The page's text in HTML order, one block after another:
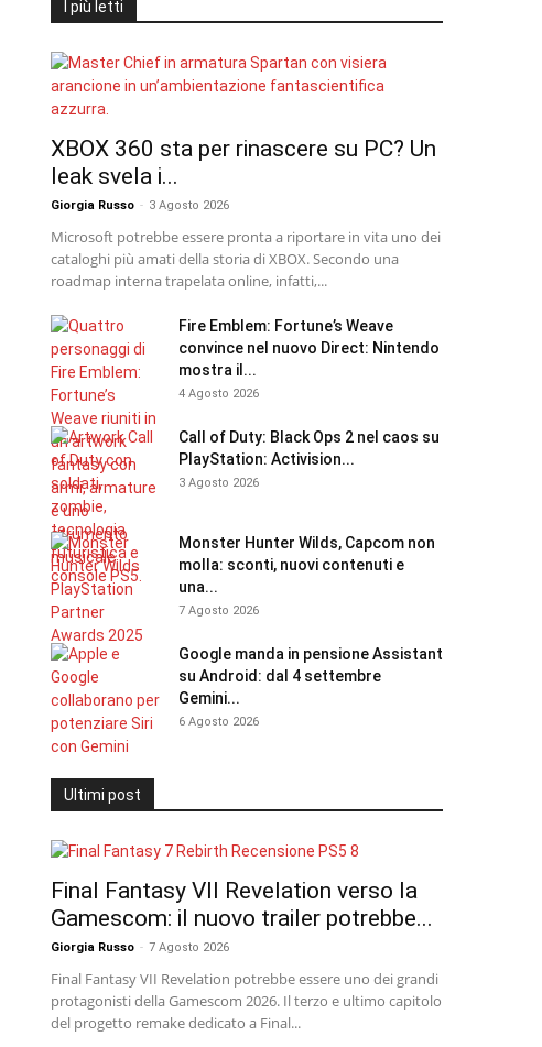
I più letti
XBOX 360 sta per rinascere su PC? Un
leak svela i...
Giorgia Russo - 3 Agosto 2026
Microsoft potrebbe essere pronta a riportare in vita uno dei
cataloghi più amati della storia di XBOX. Secondo una
roadmap interna trapelata online, infatti,...
Fire Emblem: Fortune’s Weave
convince nel nuovo Direct: Nintendo
mostra il...
4 Agosto 2026
Call of Duty: Black Ops 2 nel caos su
PlayStation: Activision...
3 Agosto 2026
Monster Hunter Wilds, Capcom non
molla: sconti, nuovi contenuti e
una...
7 Agosto 2026
Google manda in pensione Assistant
su Android: dal 4 settembre
Gemini...
6 Agosto 2026
Ultimi post
Final Fantasy VII Revelation verso la
Gamescom: il nuovo trailer potrebbe...
Giorgia Russo - 7 Agosto 2026
Final Fantasy VII Revelation potrebbe essere uno dei grandi
protagonisti della Gamescom 2026. Il terzo e ultimo capitolo
del progetto remake dedicato a Final...